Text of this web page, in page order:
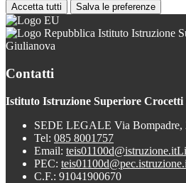
Accetta tutti Salva le preferenze
Istituto Istruzione
Giulianova
Contatti
Istituto Istruzione Superiore
SEDE LEGALE Via Bompadre,
Tel: 085 8001757
Email: teis01100d@istruzione.it
PEC:
C.F.: 91041900670